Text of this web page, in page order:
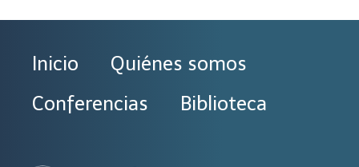
Inicio
Quiénes somos
Conferencias
Biblioteca